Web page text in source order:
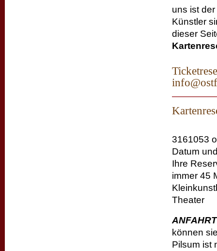
uns ist
Künstler
dieser
3161053
Datum
Ihre
immer 45
Theater
können
Pilsum ist